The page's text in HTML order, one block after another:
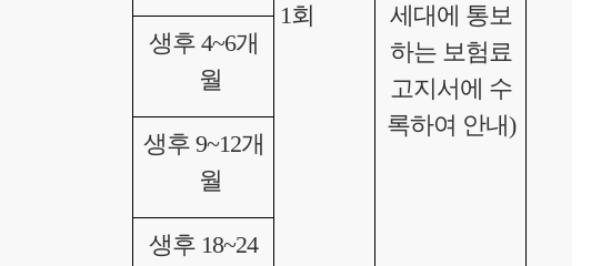
1회
세대에 통보
하는 보험료
고지서에 수
록하여 안내)
생후 4~6개
월
생후 9~12개
월
생후 18~24